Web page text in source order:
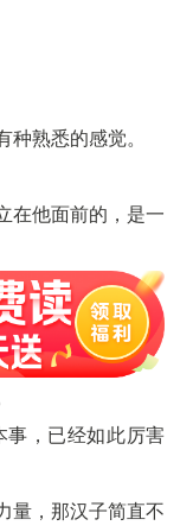
熟悉的感觉。
在他面前的，是一
事，已经如此厉害
量，那汉子简直不